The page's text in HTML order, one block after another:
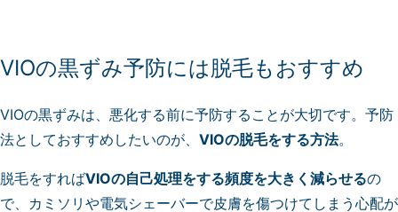
VIOの黒ずみ予防には脱毛もおすすめ
VIOの黒ずみは、悪化する前に予防することが大切です。予防
法としておすすめしたいのが、 VIOの脱毛をする方法。
脱毛をすればVIOの自己処理をする頻度を大きく減らせるの
で、カミソリや電気シェーバーで皮膚を傷つけてしまう心配が